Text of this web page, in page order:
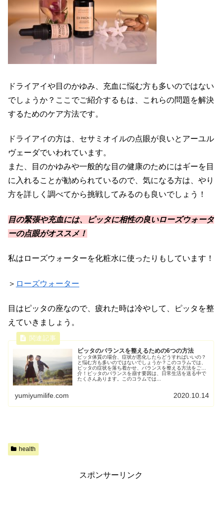
ドライアイや目のかゆみ、充血に悩む方も多いのではない
でしょうか？ここでご紹介するもは、これらの問題を解決
するためのケア方法です。
ドライアイの方は、セサミオイルの点眼が良いとアーユル
ヴェーダでいわれています。
また、目のかゆみや一般的な目の健康のためにはギーを目
に入れることが勧められているので、気になる方は、やり
方を詳しく調べてから挑戦してみるのも良いでしょう！
目の緊張や充血には、ピッタに相性の良いローズウォータ
ーの点眼がオススメ！
私はローズウォーターを化粧水に使ったりもしています！
＞ ローズウォーター
目はピッタの座なので、疲れた時は冷やして、ピッタを整
えていきましょう。
ピッタのバランスを整えるための6つの方法
ピッタ体質の場合、症状が悪化したらどうすればいいの？
と悩む方も多いのではないでしょうか？このコラムでは、
ピッタの症状を落ち着かせ、バランスを整える方法をご紹
介！ピッタのバランスを崩す要因は、日常生活を送る中で
たくさんあります。このコラムでは...
yumiyumilife.com 2020.10.14
health
スポンサーリンク